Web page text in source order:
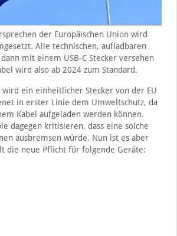
der Europäischen Union wird
Alle technischen, aufladbaren
mit einem USB-C Stecker versehen
wird also ab 2024 zum Standard.
wird ein einheitlicher Stecker von der EU
in erster Linie dem Umweltschutz, da
Kabel aufgeladen werden können.
dagegen kritisieren, dass eine solche
ausbremsen würde. Nun ist es aber
die neue Pflicht für folgende Geräte: